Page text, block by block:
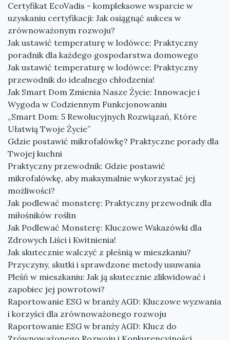
Certyfikat EcoVadis - kompleksowe wsparcie w
uzyskaniu certyfikacji: Jak osiągnąć sukces w
zrównoważonym rozwoju?
Jak ustawić temperaturę w lodówce: Praktyczny
poradnik dla każdego gospodarstwa domowego
Jak ustawić temperaturę w lodówce: Praktyczny
przewodnik do idealnego chłodzenia!
Jak Smart Dom Zmienia Nasze Życie: Innowacje i
Wygoda w Codziennym Funkcjonowaniu
„Smart Dom: 5 Rewolucyjnych Rozwiązań, Które
Ułatwią Twoje Życie”
Gdzie postawić mikrofalówkę? Praktyczne porady dla
Twojej kuchni
Praktyczny przewodnik: Gdzie postawić
mikrofalówkę, aby maksymalnie wykorzystać jej
możliwości?
Jak podlewać monsterę: Praktyczny przewodnik dla
miłośników roślin
Jak Podlewać Monsterę: Kluczowe Wskazówki dla
Zdrowych Liści i Kwitnienia!
Jak skutecznie walczyć z pleśnią w mieszkaniu?
Przyczyny, skutki i sprawdzone metody usuwania
Pleśń w mieszkaniu: Jak ją skutecznie zlikwidować i
zapobiec jej powrotowi?
Raportowanie ESG w branży AGD: Kluczowe wyzwania
i korzyści dla zrównoważonego rozwoju
Raportowanie ESG w branży AGD: Klucz do